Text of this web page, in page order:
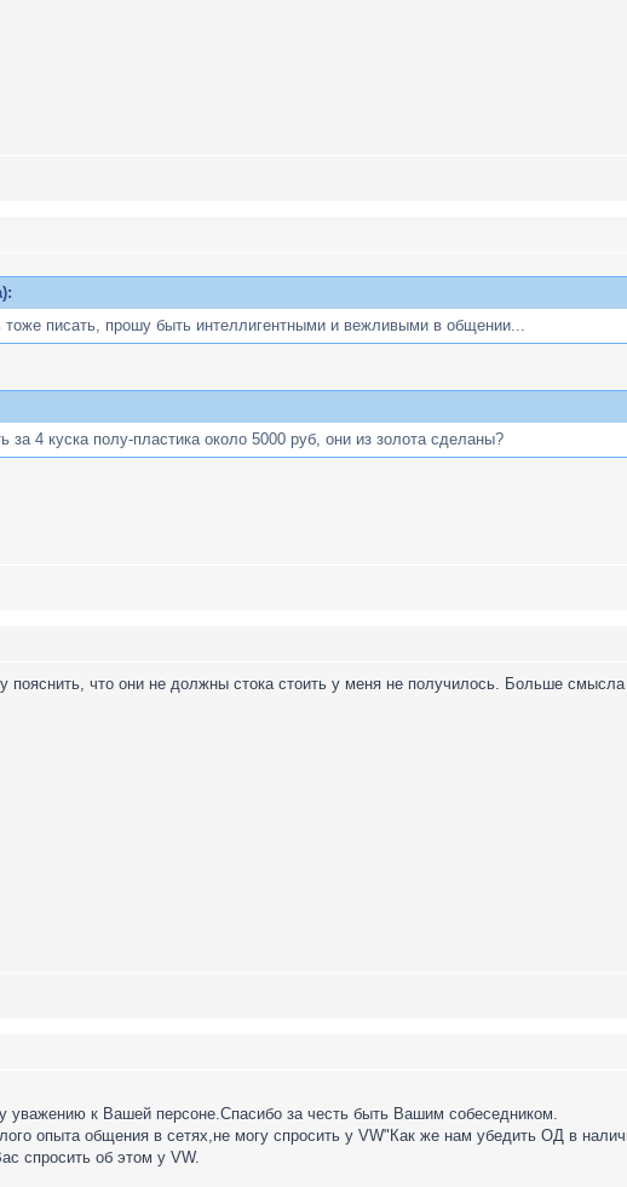
тоже писать, прошу быть интеллигентными и вежливыми в общении...
за 4 куска полу-пластика около 5000 руб, они из золота сделаны?
пояснить, что они не должны стока стоить у меня не получилось. Больше
уважению к Вашей персоне.Спасибо за честь быть Вашим собеседником.
опыта общения в сетях,не могу спросить у VW"Как же нам убедить ОД в
спросить об этом у VW.